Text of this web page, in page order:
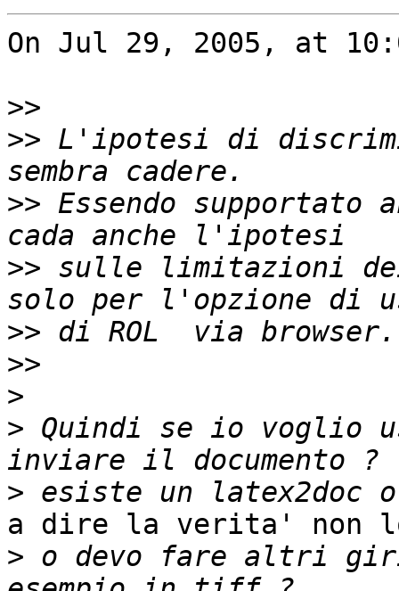
On Jul 29, 2005, at
>>
>> L'ipotesi di
>> Essendo
>> sulle limitazioni
>>
>>
>
> Quindi se io voglio
>
a dire la verita' non
> o devo fare altri